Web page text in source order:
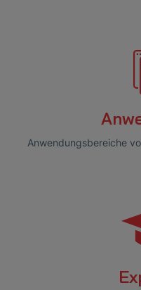
Anwendungsbereiche